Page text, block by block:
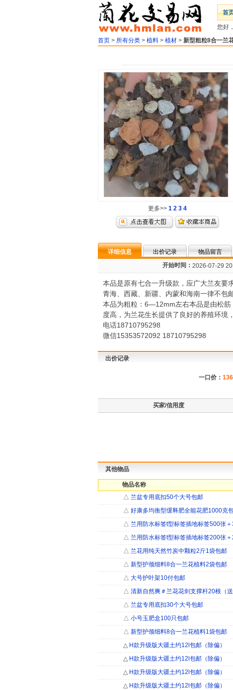
首
您好
首页 > 所有分类 > 植料 > 植材 > 新型粗粒8合一兰
更多>> 1 2 3 4
详细信息 出价记录 物品留言
开始时间： 2026-07-29
本品是原有七合一升级款，应广大兰友要
青海、西藏、新疆、内蒙和海南一律不包
本品为粗粒：6―12mm左右本品是由松筋
度高，为兰花生长提供了良好的养殖环境
电话18710795298
微信15353572092 18710795298
出价记录
一口价：
买家/信用度
其他物品
物品名称
△ 兰盆专用底扣50个大号包邮
△ 好康多均衡型缓释肥全能花肥1000克
△ 兰用防水标签t型标签插地标签500张
△ 兰用防水标签t型标签插地标签200张
△ 兰花用纯天然竹炭中颗粒2斤1袋包邮
△ 新型护颈细料8合一兰花植料2袋包邮
△ 大号护叶架10付包邮
△ 清新自然爽＃兰花花剑支撑杆20根（
△ 兰盆专用底扣30个大号包邮
△ 小号玉肥盒100只包邮
△ 新型护颈细料8合一兰花植料1袋包邮
△ H款升级版大疆土约12l包邮（除偏）
△ H款升级版大疆土约12l包邮（除偏）
△ H款升级版大疆土约12l包邮（除偏）
△ H款升级版大疆土约12l包邮（除偏）